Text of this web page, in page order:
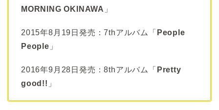
MORNING OKINAWA 」
2015年8月19日発売：7thアルバム「 People
People 」
2016年9月28日発売：8thアルバム「 Pretty
good!! 」